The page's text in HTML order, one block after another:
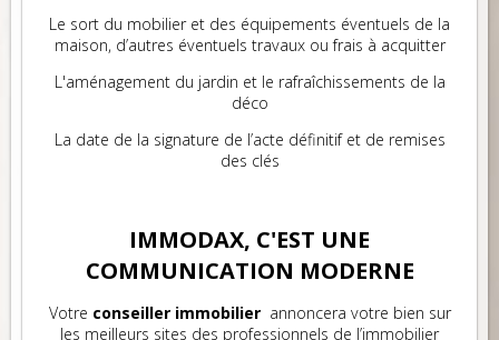
Le sort du mobilier et des équipements éventuels de la
maison, d’autres éventuels travaux ou frais à acquitter
L'aménagement du jardin et le rafraîchissements de la
déco
La date de la signature de l’acte définitif et de remises
des clés
IMMODAX, C'EST UNE
COMMUNICATION MODERNE
Votre conseiller immobilierannoncera votre bien sur
les meilleurs sites des professionnels de l’immobilier